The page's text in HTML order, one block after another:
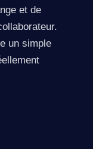
et de
un simple